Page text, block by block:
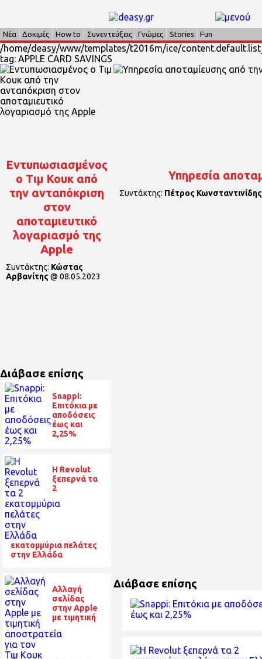
Νέα Δοκιμές How to Συνεντεύξεις Γνώμες Stories Fun
/home/deasy/www/templates/t2016m/ice/
tag: APPLE CARD SAVINGS
Εντυπωσιασμένος
ο Τιμ Κουκ από
την ανταπόκριση
στον
αποταμιευτικό
λογαριασμό της
Apple
Συντάκτης: Κώστας
Αρβανίτης @ 08.05.2023
Διάβασε επίσης
Snappi:
Επιτόκια με
αποδόσεις
έως και
2,25%
Η Revolut
ξεπερνά τα
2
εκατομμύρια πελάτες
στην Ελλάδα
Αλλαγή
σελίδας
στην Apple
με τιμητική
Υπηρεσία
Συντάκτης: Πέτρος Κωνσταντινίδης
Διάβασε επίσης